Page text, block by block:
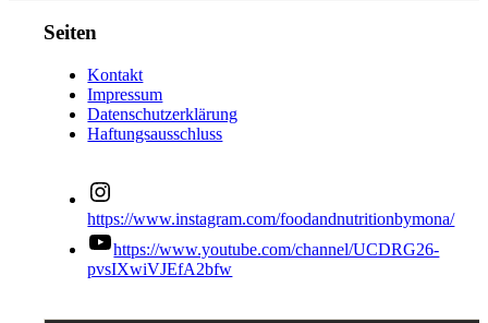
Seiten
Kontakt
Impressum
Datenschutzerklärung
Haftungsausschluss
https://www.instagram.com/foodandnutritionbymona/
https://www.youtube.com/channel/UCDRG26-
pvsIXwiVJEfA2bfw